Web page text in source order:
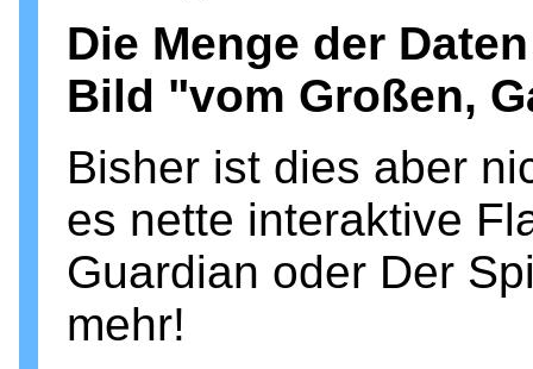
Die Menge der
Bild "vom Großen,
Bisher ist dies aber
es nette interaktive
Guardian oder Der
mehr!